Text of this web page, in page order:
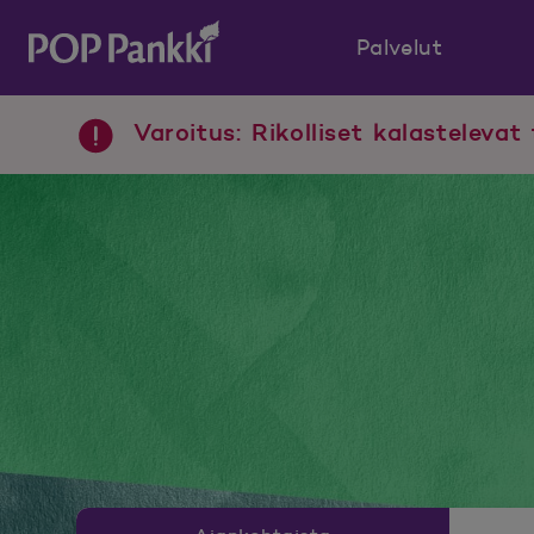
POP Pankki, etusivulle
Palvelut
Varoitus: Rikolliset